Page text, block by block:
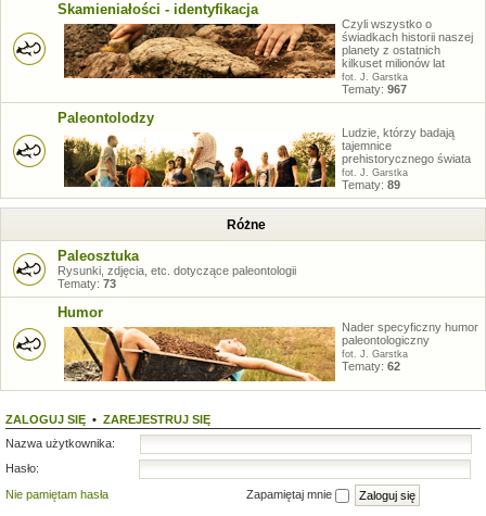
Skamieniałości - identyfikacja
Czyli wszystko o
świadkach historii naszej
planety z ostatnich
kilkuset milionów lat
fot. J. Garstka
Tematy: 967
Paleontolodzy
Ludzie, którzy badają
tajemnice
prehistorycznego świata
fot. J. Garstka
Tematy: 89
Różne
Paleosztuka
Rysunki, zdjęcia, etc. dotyczące paleontologii
Tematy: 73
Humor
Nader specyficzny humor
paleontologiczny
fot. J. Garstka
Tematy: 62
ZALOGUJ SIĘ • ZAREJESTRUJ SIĘ
Nazwa użytkownika:
Hasło:
Nie pamiętam hasła
Zapamiętaj mnie